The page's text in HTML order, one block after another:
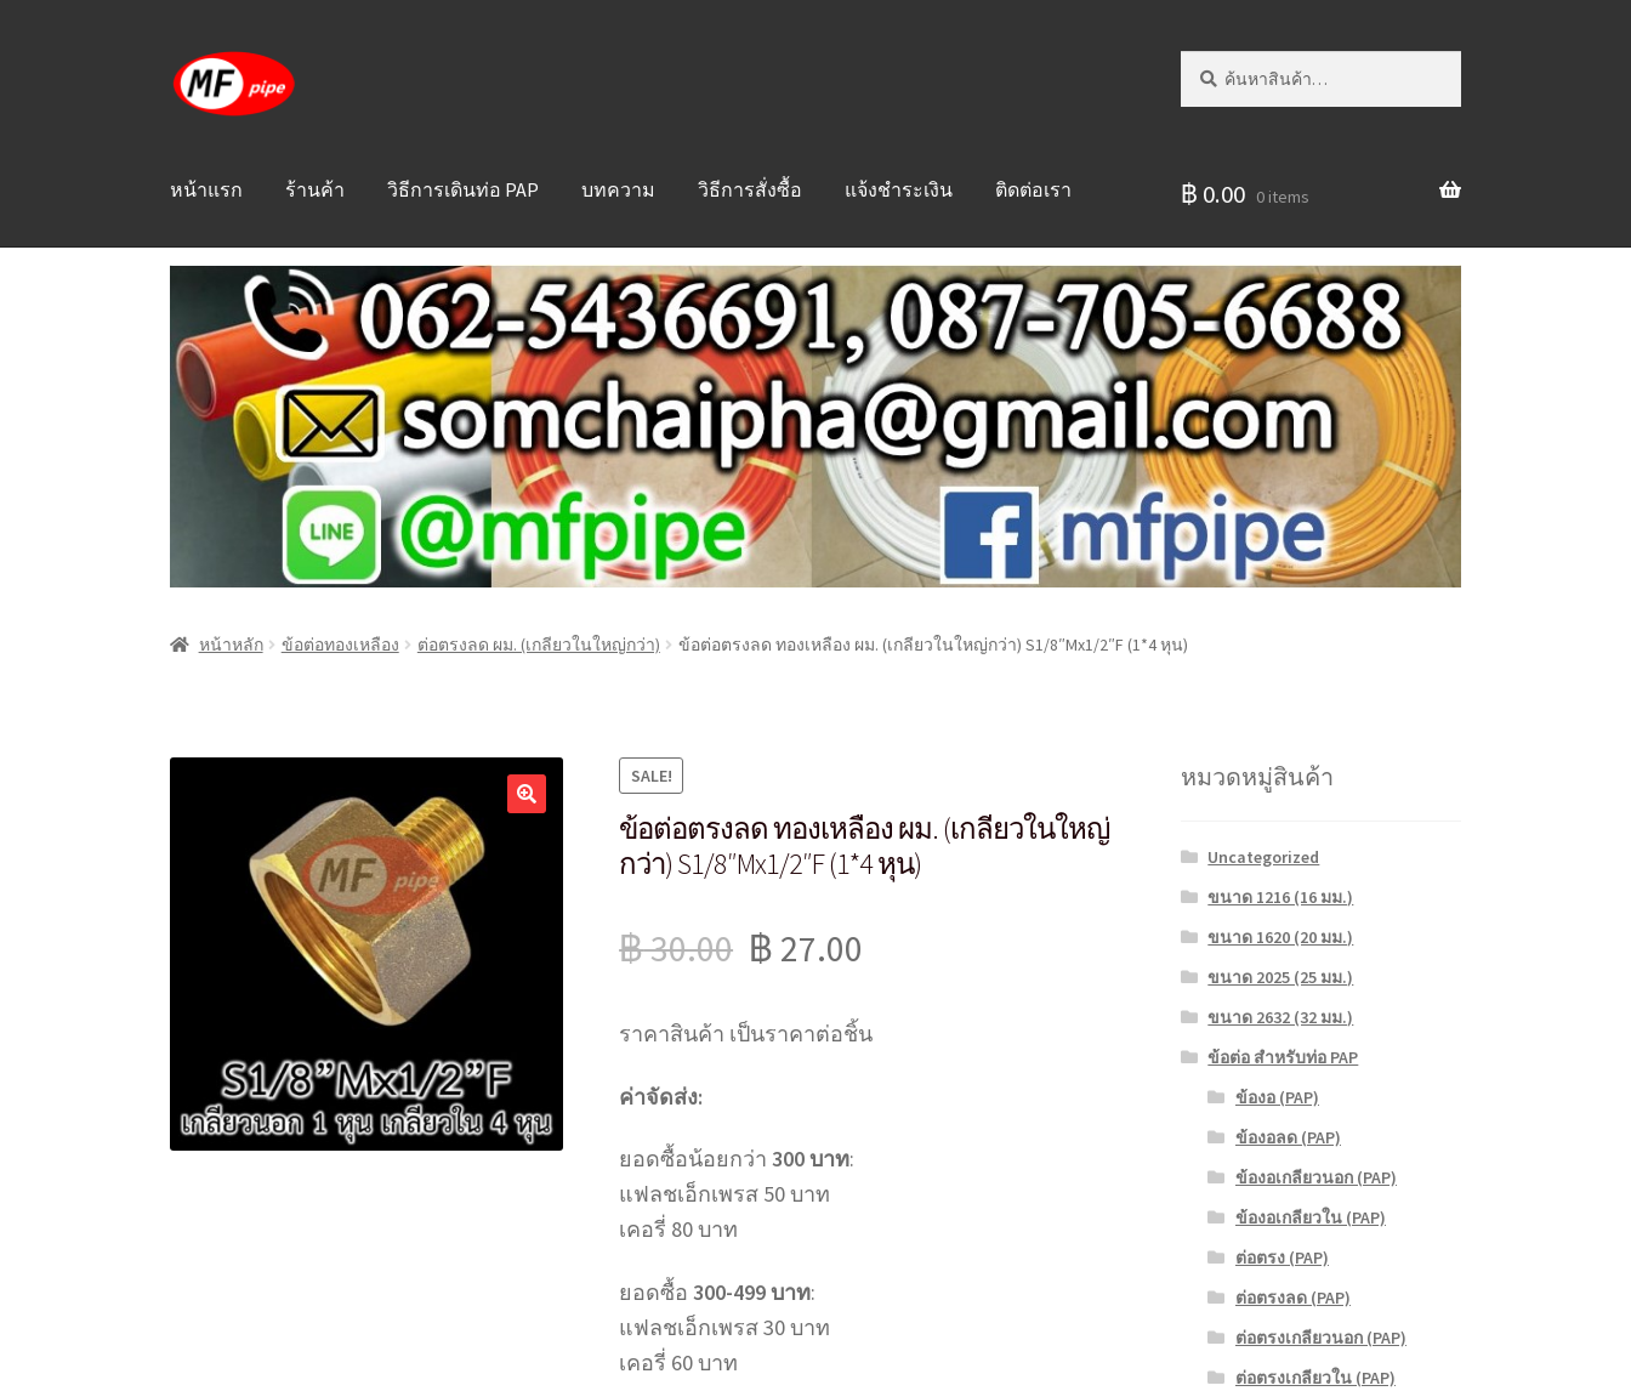
Skip
to
navigation
Skip
to
content
หน้าแรก ร้านค้า วิธีการเดินท่อ PAP บทความ วิธีการสั่งซื้อ แจ้งชำระเงิน ติดต่อเรา ฿ 0.00 0 items
หน้าหลัก ข้อต่อทองเหลือง ต่อตรงลด ผม. (เกลียวในใหญ่กว่า) ข้อต่อตรงลด ทองเหลือง ผม. (เกลียวในใหญ่กว่า) S1/8″Mx1/2″F (1*4 หุน)
SALE!
ข้อต่อตรงลด ทองเหลือง ผม. (เกลียวในใหญ่
กว่า) S1/8″Mx1/2″F (1*4 หุน)
฿30.00 ฿ 27.00
ราคาสินค้า เป็นราคาต่อชิ้น
ค่าจัดส่ง:
ยอดซื้อน้อยกว่า300 บาท:
แฟลชเอ็กเพรส 50 บาท
เคอรี่ 80 บาท
ยอดซื้อ300-499 บาท:
แฟลชเอ็กเพรส 30 บาท
เคอรี่ 60 บาท
หมวดหมู่สินค้า
Uncategorized
ขนาด 1216 (16 มม.)
ขนาด 1620 (20 มม.)
ขนาด 2025 (25 มม.)
ขนาด 2632 (32 มม.)
ข้อต่อ สำหรับท่อ PAP
ข้องอ (PAP)
ข้องอลด (PAP)
ข้องอเกลียวนอก (PAP)
ข้องอเกลียวใน (PAP)
ต่อตรง (PAP)
ต่อตรงลด (PAP)
ต่อตรงเกลียวนอก (PAP)
ต่อตรงเกลียวใน (PAP)